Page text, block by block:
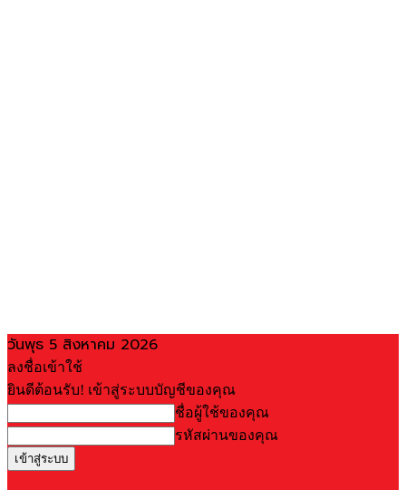
วันพุธ 5 สิงหาคม 2026
ลงชื่อเข้าใช้
ยินดีต้อนรับ! เข้าสู่ระบบบัญชีของคุณ
ชื่อผู้ใช้ของคุณ
รหัสผ่านของคุณ